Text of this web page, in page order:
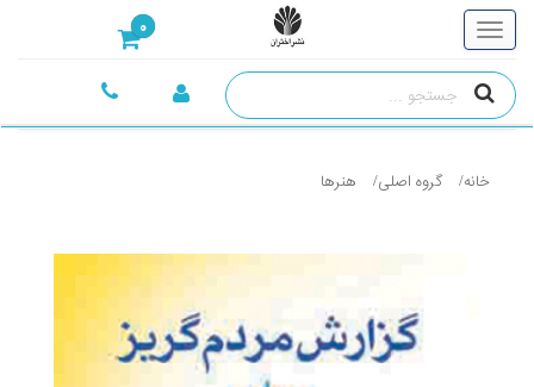
0
خانه گروه اصلی هنرها